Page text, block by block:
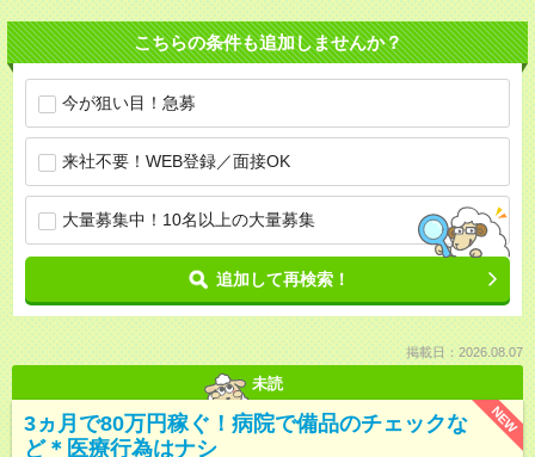
こちらの条件も追加しませんか？
今が狙い目！急募
来社不要！WEB登録／面接OK
大量募集中！10名以上の大量募集
追加して再検索！
掲載日：2026.08.07
未読
NEW
3ヵ月で80万円稼ぐ！病院で備品のチェックな
ど＊医療行為はナシ